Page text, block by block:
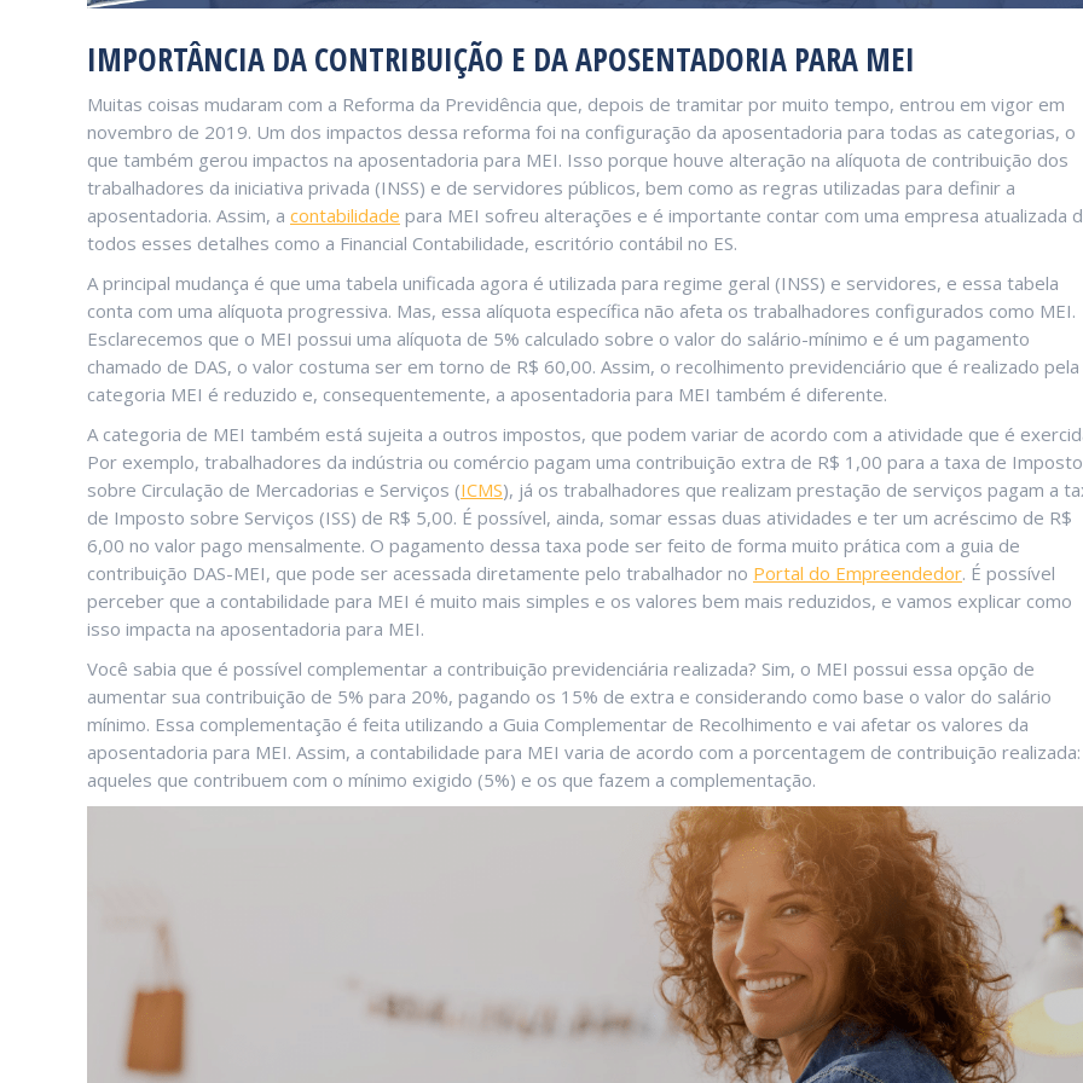
IMPORTÂNCIA DA CONTRIBUIÇÃO E DA APOSENTADORIA PARA MEI
Muitas coisas mudaram com a Reforma da Previdência que, depois de tramitar por muito tempo, entrou em vigor em
novembro de 2019. Um dos impactos dessa reforma foi na configuração da aposentadoria para todas as categorias, o
que também gerou impactos na aposentadoria para MEI. Isso porque houve alteração na alíquota de contribuição dos
trabalhadores da iniciativa privada (INSS) e de servidores públicos, bem como as regras utilizadas para definir a
aposentadoria. Assim, a contabilidade para MEI sofreu alterações e é importante contar com uma empresa atualizada
todos esses detalhes como a Financial Contabilidade, escritório contábil no ES.
A principal mudança é que uma tabela unificada agora é utilizada para regime geral (INSS) e servidores, e essa tabela
conta com uma alíquota progressiva. Mas, essa alíquota específica não afeta os trabalhadores configurados como MEI.
Esclarecemos que o MEI possui uma alíquota de 5% calculado sobre o valor do salário-mínimo e é um pagamento
chamado de DAS, o valor costuma ser em torno de R$ 60,00. Assim, o recolhimento previdenciário que é realizado pela
categoria MEI é reduzido e, consequentemente, a aposentadoria para MEI também é diferente.
A categoria de MEI também está sujeita a outros impostos, que podem variar de acordo com a atividade que é
Por exemplo, trabalhadores da indústria ou comércio pagam uma contribuição extra de R$ 1,00 para a taxa de Imposto
sobre Circulação de Mercadorias e Serviços (ICMS), já os trabalhadores que realizam prestação de serviços pagam a
de Imposto sobre Serviços (ISS) de R$ 5,00. É possível, ainda, somar essas duas atividades e ter um acréscimo de R$
6,00 no valor pago mensalmente. O pagamento dessa taxa pode ser feito de forma muito prática com a guia de
contribuição DAS-MEI, que pode ser acessada diretamente pelo trabalhador no Portal do Empreendedor. É possível
perceber que a contabilidade para MEI é muito mais simples e os valores bem mais reduzidos, e vamos explicar como
isso impacta na aposentadoria para MEI.
Você sabia que é possível complementar a contribuição previdenciária realizada? Sim, o MEI possui essa opção de
aumentar sua contribuição de 5% para 20%, pagando os 15% de extra e considerando como base o valor do salário
mínimo. Essa complementação é feita utilizando a Guia Complementar de Recolhimento e vai afetar os valores da
aposentadoria para MEI. Assim, a contabilidade para MEI varia de acordo com a porcentagem de contribuição realizada:
aqueles que contribuem com o mínimo exigido (5%) e os que fazem a complementação.